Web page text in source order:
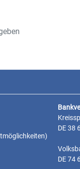
DE 38
DE 74